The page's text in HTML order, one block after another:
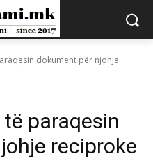
dokument për njohje
paraqesin
reciproke